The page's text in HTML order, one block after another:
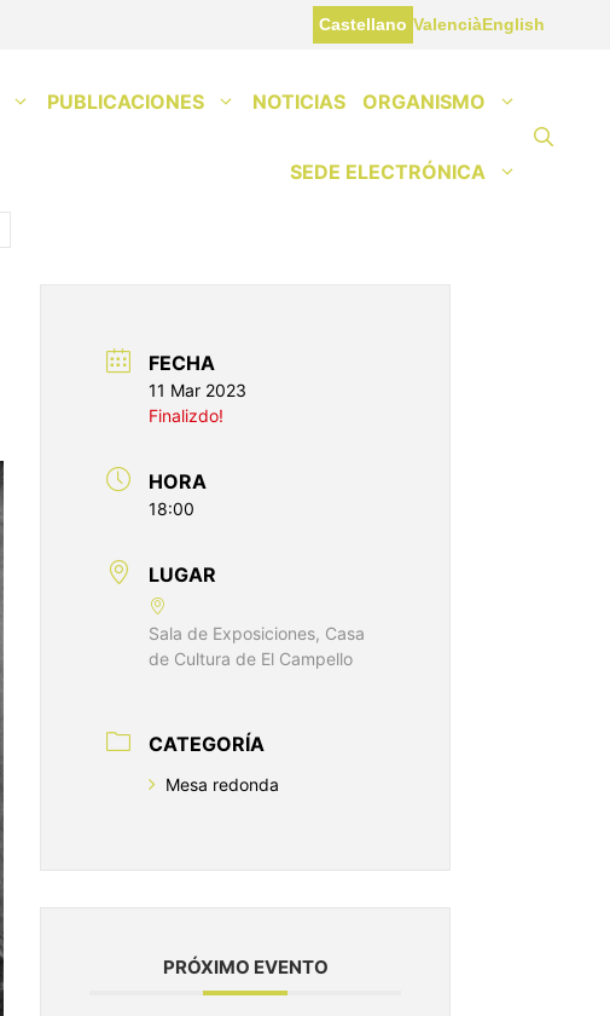
Castellano ValenciàEnglish
PUBLICACIONES NOTICIAS ORGANISMO
SEDE ELECTRÓNICA
FECHA
11 Mar 2023
Finalizdo!
HORA
18:00
LUGAR
Sala de Exposiciones, Casa
de Cultura de El Campello
CATEGORÍA
Mesa redonda
PRÓXIMO EVENTO